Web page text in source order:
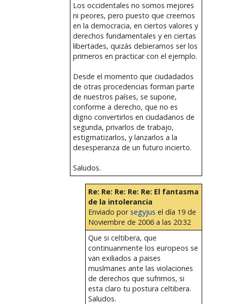
Los occidentales no somos mejores
ni peores, pero puesto que creemos
en la democracia, en ciertos valores y
derechos fundamentales y en ciertas
libertades, quizás debieramos ser los
primeros en practicar con el ejemplo.
Desde el momento que ciudadados
de otras procedencias forman parte
de nuestros países, se supone,
conforme a derecho, que no es
digno convertirlos en ciudadanos de
segunda, privarlos de trabajo,
estigmatizarlos, y lanzarlos a la
desesperanza de un futuro incierto.
Saludos.
Re: Re: Re: Re: Re: El fantasma
de la intolerancia
Enviado porsegyjus el día 19 de
Noviembre de 2006 a las 20:32
Que si celtibera, que
continuanmente los europeos se
van exiliados a paises
muslmanes ante las violaciones
de derechos que sufrimos, si
esta claro tu postura celtibera.
Saludos.